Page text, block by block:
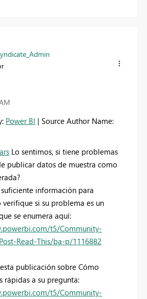
Power BI | Source Author Name:
Lo sentimos, si tiene problemas
publicar datos de muestra como
información para
si su problema es un
se enumera aquí:
t5/Community-
Read-This/ba-p/1116882
publicación sobre Cómo
rápidas a su pregunta:
t5/Community-